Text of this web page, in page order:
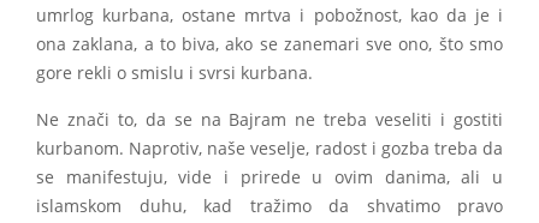
umrlog kurbana, ostane mrtva i pobožnost, kao da je i
ona zaklana, a to biva, ako se zanemari sve ono, što smo
gore rekli o smislu i svrsi kurbana.
Ne znači to, da se na Bajram ne treba veseliti i gostiti
kurbanom. Naprotiv, naše veselje, radost i gozba treba da
se manifestuju, vide i prirede u ovim danima, ali u
islamskom duhu, kad tražimo da shvatimo pravo